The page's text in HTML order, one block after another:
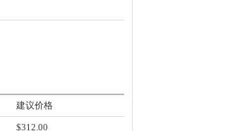
建议价格
$312.00